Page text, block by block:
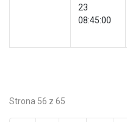
23
08:45:00
Strona 56 z 65